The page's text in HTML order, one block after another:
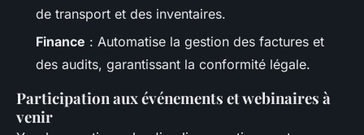
de transport et des inventaires.
Finance : Automatise la gestion des factures et
des audits, garantissant la conformité légale.
Participation aux événements et webinaires à
venir